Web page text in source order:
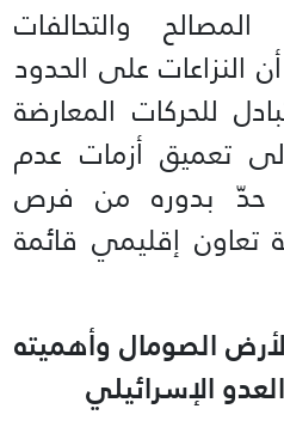
والتحالفات
النزاعات على الحدود
للحركات المعارضة
تعميق أزمات عدم
حدّ بدوره من فرص
إقليمي قائمة
الصومال وأهميته
الإسرائيلي